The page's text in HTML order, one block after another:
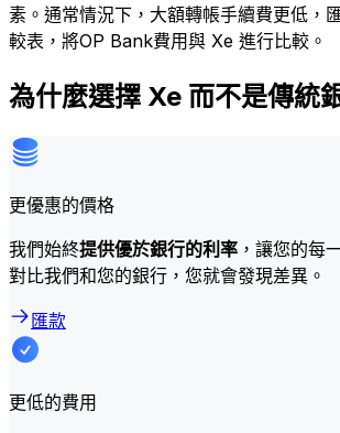
素。通常情況下，大額轉帳手續費更低，
較表，將OP Bank費用與 Xe 進行比較。
為什麼選擇 Xe 而不是傳統
更優惠的價格
我們始終提供優於銀行的利率 ，讓您的每
對比我們和您的銀行，您就會發現差異。
匯款
更低的費用